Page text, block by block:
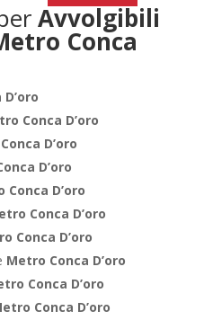
Avvolgibili
Conca
Conca D’oro
D’oro
D’oro
Conca D’oro
Conca D’oro
Conca D’oro
Metro Conca D’oro
Conca D’oro
Conca D’oro